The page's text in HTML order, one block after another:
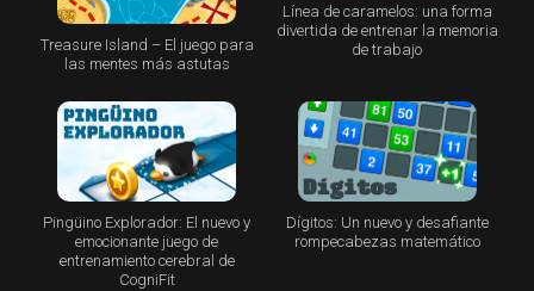
Treasure Island – El juego para
las mentes más astutas
Línea de caramelos: una forma
divertida de entrenar la memoria
de trabajo
Pingüino Explorador: El nuevo y
emocionante juego de
entrenamiento cerebral de
CogniFit
Dígitos: Un nuevo y desafiante
rompecabezas matemático